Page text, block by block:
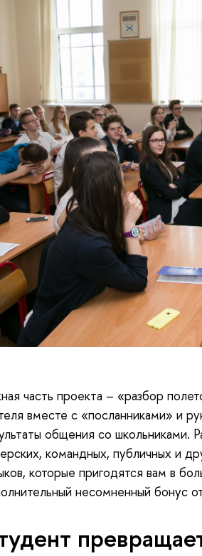
часть проекта – «разбор
вместе с «посланниками» и
общения со школьниками.
командных, публичных и
которые пригодятся вам в
несомненный бонус